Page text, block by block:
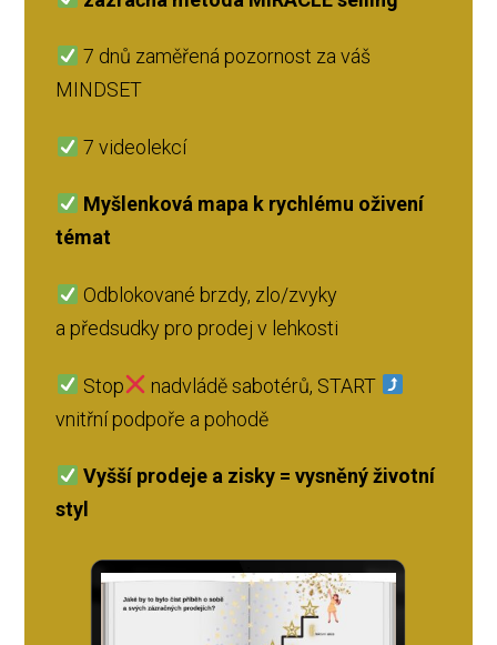
7 dnů zaměřená pozornost za váš
MINDSET
7 videolekcí
Myšlenková mapa k rychlému oživení
témat
Odblokované brzdy, zlo/zvyky
a předsudky pro prodej v lehkosti
Stop
nadvládě sabotérů, START
vnitřní podpoře a pohodě
Vyšší prodeje a zisky = vysněný životní
styl